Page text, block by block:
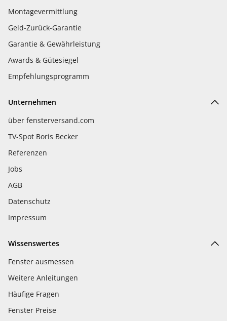
Montagevermittlung
Geld-Zurück-Garantie
Garantie & Gewährleistung
Awards & Gütesiegel
Empfehlungsprogramm
Unternehmen
über fensterversand.com
TV-Spot Boris Becker
Referenzen
Jobs
AGB
Datenschutz
Impressum
Wissenswertes
Fenster ausmessen
Weitere Anleitungen
Häufige Fragen
Fenster Preise